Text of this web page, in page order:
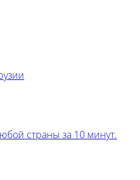
страны за 10 минут.